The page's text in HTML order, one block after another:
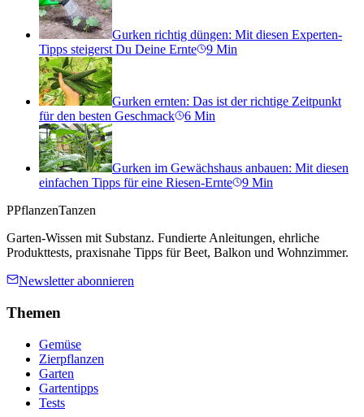
Gurken richtig düngen: Mit diesen Experten-
Tipps steigerst Du Deine Ernte
9 Min
Gurken ernten: Das ist der richtige Zeitpunkt
für den besten Geschmack
6 Min
Gurken im Gewächshaus anbauen: Mit diesen
einfachen Tipps für eine Riesen-Ernte
9 Min
PPflanzenTanzen
Garten-Wissen mit Substanz. Fundierte Anleitungen, ehrliche
Produkttests, praxisnahe Tipps für Beet, Balkon und Wohnzimmer.
Newsletter abonnieren
Themen
Gemüse
Zierpflanzen
Garten
Gartentipps
Tests